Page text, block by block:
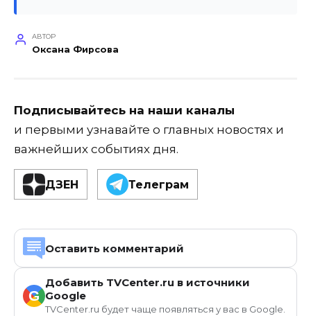
АВТОР
Оксана Фирсова
Подписывайтесь на наши каналы
и первыми узнавайте о главных новостях и
важнейших событиях дня.
ДЗЕН Телеграм
Оставить комментарий
G
Добавить TVCenter.ru в источники
Google
TVCenter.ru будет чаще появляться у вас в Google.